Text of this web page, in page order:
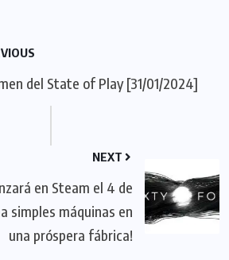
del State of Play [31/01/2024]
NEXT
en Steam el 4 de
simples máquinas en
una próspera fábrica!